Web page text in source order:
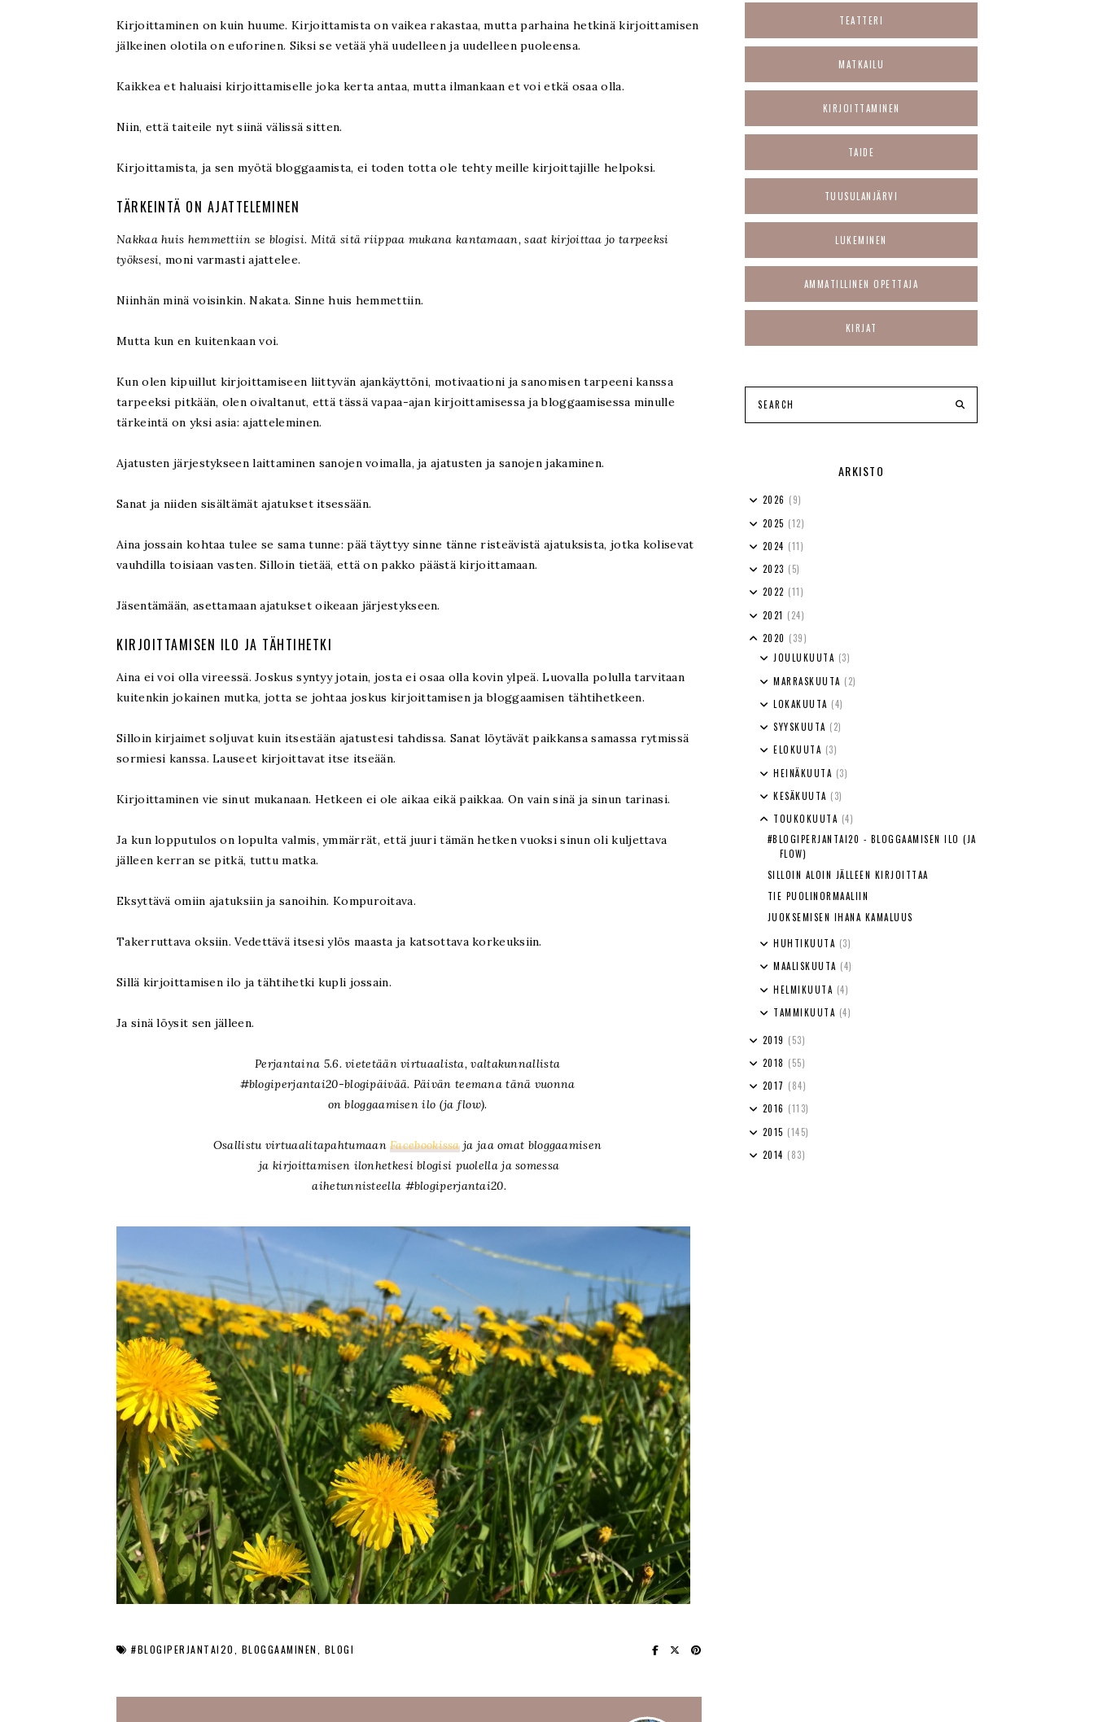
Kirjoittaminen on kuin huume. Kirjoittamista on vaikea rakastaa, mutta parhaina hetkinä kirjoittamisen
jälkeinen olotila on euforinen. Siksi se vetää yhä uudelleen ja uudelleen puoleensa.
Kaikkea et haluaisi kirjoittamiselle joka kerta antaa, mutta ilmankaan et voi etkä osaa olla.
Niin, että taiteile nyt siinä välissä sitten.
Kirjoittamista, ja sen myötä bloggaamista, ei toden totta ole tehty meille kirjoittajille helpoksi.
TÄRKEINTÄ ON AJATTELEMINEN
Nakkaa huis hemmettiin se blogisi. Mitä sitä riippaa mukana kantamaan, saat kirjoittaa jo tarpeeksi
työksesi, moni varmasti ajattelee.
Niinhän minä voisinkin. Nakata. Sinne huis hemmettiin.
Mutta kun en kuitenkaan voi.
Kun olen kipuillut kirjoittamiseen liittyvän ajankäyttöni, motivaationi ja sanomisen tarpeeni kanssa
tarpeeksi pitkään, olen oivaltanut, että tässä vapaa-ajan kirjoittamisessa ja bloggaamisessa minulle
tärkeintä on yksi asia: ajatteleminen.
Ajatusten järjestykseen laittaminen sanojen voimalla, ja ajatusten ja sanojen jakaminen.
Sanat ja niiden sisältämät ajatukset itsessään.
Aina jossain kohtaa tulee se sama tunne: pää täyttyy sinne tänne risteävistä ajatuksista, jotka kolisevat
vauhdilla toisiaan vasten. Silloin tietää, että on pakko päästä kirjoittamaan.
Jäsentämään, asettamaan ajatukset oikeaan järjestykseen.
KIRJOITTAMISEN ILO JA TÄHTIHETKI
Aina ei voi olla vireessä. Joskus syntyy jotain, josta ei osaa olla kovin ylpeä. Luovalla polulla tarvitaan
kuitenkin jokainen mutka, jotta se johtaa joskus kirjoittamisen ja bloggaamisen tähtihetkeen.
Silloin kirjaimet soljuvat kuin itsestään ajatustesi tahdissa. Sanat löytävät paikkansa samassa rytmissä
sormiesi kanssa. Lauseet kirjoittavat itse itseään.
Kirjoittaminen vie sinut mukanaan. Hetkeen ei ole aikaa eikä paikkaa. On vain sinä ja sinun tarinasi.
Ja kun lopputulos on lopulta valmis, ymmärrät, että juuri tämän hetken vuoksi sinun oli kuljettava
jälleen kerran se pitkä, tuttu matka.
Eksyttävä omiin ajatuksiin ja sanoihin. Kompuroitava.
Takerruttava oksiin. Vedettävä itsesi ylös maasta ja katsottava korkeuksiin.
Sillä kirjoittamisen ilo ja tähtihetki kupli jossain.
Ja sinä löysit sen jälleen.
Perjantaina 5.6. vietetään virtuaalista, valtakunnallista
#blogiperjantai20-blogipäivää. Päivän teemana tänä vuonna
onbloggaamisen ilo (ja flow).
Osallistu virtuaalitapahtumaanFacebookissaja jaa omat bloggaamisen
jakirjoittamisen ilonhetkesi blogisi puolella ja somessa
aihetunnisteella #blogiperjantai20.
#BLOGIPERJANTAI20 BLOGGAAMINEN BLOGI
TEATTERI
MATKAILU
KIRJOITTAMINEN
TAIDE
TUUSULANJÄRVI
LUKEMINEN
AMMATILLINEN OPETTAJA
KIRJAT
ARKISTO
2026 (9)
2025 (12)
2024 (11)
2023 (5)
2022 (11)
2021 (24)
2020 (39)
JOULUKUUTA (3)
MARRASKUUTA (2)
LOKAKUUTA (4)
SYYSKUUTA (2)
ELOKUUTA (3)
HEINÄKUUTA (3)
KESÄKUUTA (3)
TOUKOKUUTA (4)
#BLOGIPERJANTAI20 - BLOGGAAMISEN ILO (JA
FLOW)
SILLOIN ALOIN JÄLLEEN KIRJOITTAA
TIE PUOLINORMAALIIN
JUOKSEMISEN IHANA KAMALUUS
HUHTIKUUTA (3)
MAALISKUUTA (4)
HELMIKUUTA (4)
TAMMIKUUTA (4)
2019 (53)
2018 (55)
2017 (84)
2016 (113)
2015 (145)
2014 (83)